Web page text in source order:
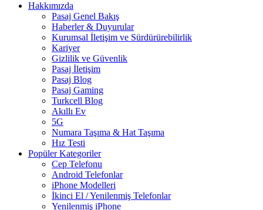
Hakkımızda
Pasaj Genel Bakış
Haberler & Duyurular
Kurumsal İletişim ve Sürdürürebilirlik
Kariyer
Gizlilik ve Güvenlik
Pasaj İletişim
Pasaj Blog
Pasaj Gaming
Turkcell Blog
Akıllı Ev
5G
Numara Taşıma & Hat Taşıma
Hız Testi
Popüler Kategoriler
Cep Telefonu
Android Telefonlar
iPhone Modelleri
İkinci El / Yenilenmiş Telefonlar
Yenilenmiş iPhone